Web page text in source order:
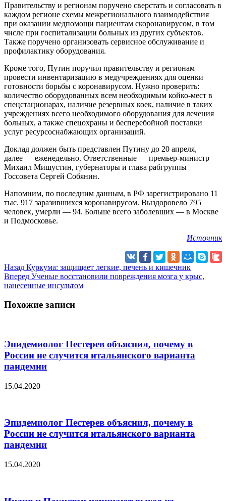
Правительству и регионам поручено сверстать и согласовать в
каждом регионе схемы межрегионального взаимодействия
при оказании медпомощи пациентам скоронавирусом, в том
числе при госпитализации больных из других субъектов.
Также поручено организовать сервисное обслуживание и
профилактику оборудования.
Кроме того, Путин поручил правительству и регионам
провести инвентаризацию в медучреждениях для оценки
готовности борьбы с коронавирусом. Нужно проверить:
количество оборудованных всем необходимым койко-мест в
спецстационарах, наличие резервных коек, наличие в таких
учреждениях всего необходимого оборудования для лечения
больных, а также спецохраны и бесперебойной поставки
услуг ресурсоснабжающих организаций.
Доклад должен быть представлен Путину до 20 апреля,
далее — еженедельно. Ответственные — премьер-министр
Михаил Мишустин, губернаторы и глава рабгруппы
Госсовета Сергей Собянин.
Напомним, по последним данным, в РФ зарегистрировано 11
тыс. 917 заразившихся коронавирусом. Выздоровело 795
человек, умерли — 94. Больше всего заболевших — в Москве
и Подмосковье.
Источник
Назад Куркума: защищает легкие, печень и кишечник
Вперед Ученые восстановили повреждения мозга у крыс,
нанесенные инсультом
Похожие записи
Эпидемиолог Пестерев объяснил, почему в
России не случится итальянского варианта
пандемии
15.04.2020
Эпидемиолог Пестерев объяснил, почему в
России не случится итальянского варианта
пандемии
15.04.2020